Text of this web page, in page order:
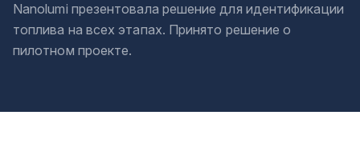
Nanolumi презентовала решение для идентификации
топлива на всех этапах. Принято решение о
пилотном проекте.